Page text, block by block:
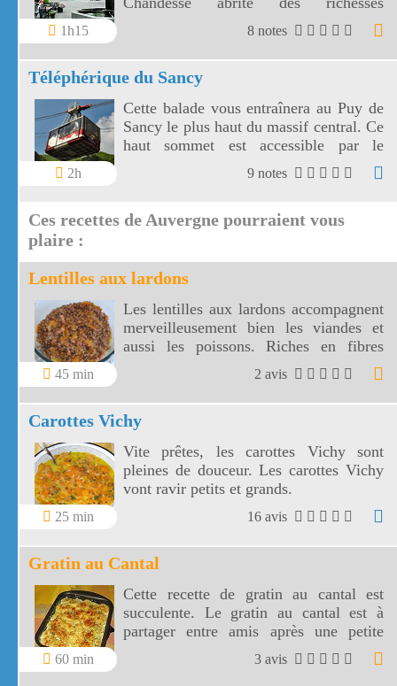
1h15
médiévales insoupçonnées.
8 notes
Téléphérique du Sancy
2h
Cette balade vous entraînera au Puy de
Sancy le plus haut du massif central. Ce
haut sommet est accessible par le
téléphérique du Sancy.
9 notes
Ces recettes de Auvergne pourraient vous
plaire :
Lentilles aux lardons
45 min
Les lentilles aux lardons accompagnent
merveilleusement bien les viandes et
aussi les poissons. Riches en fibres
alimentaires, les lentilles aux lardons
sont parmi les plus digestes des
légumineuses.
2 avis
Carottes Vichy
25 min
Vite prêtes, les carottes Vichy sont
pleines de douceur. Les carottes Vichy
vont ravir petits et grands.
16 avis
Gratin au Cantal
60 min
Cette recette de gratin au cantal est
succulente. Le gratin au cantal est à
partager entre amis après une petite
3 avis